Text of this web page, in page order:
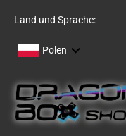
Land und Sprache:
Polen